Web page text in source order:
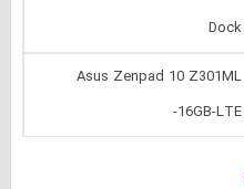
Dock
Asus Zenpad 10 Z301ML
-16GB-LTE